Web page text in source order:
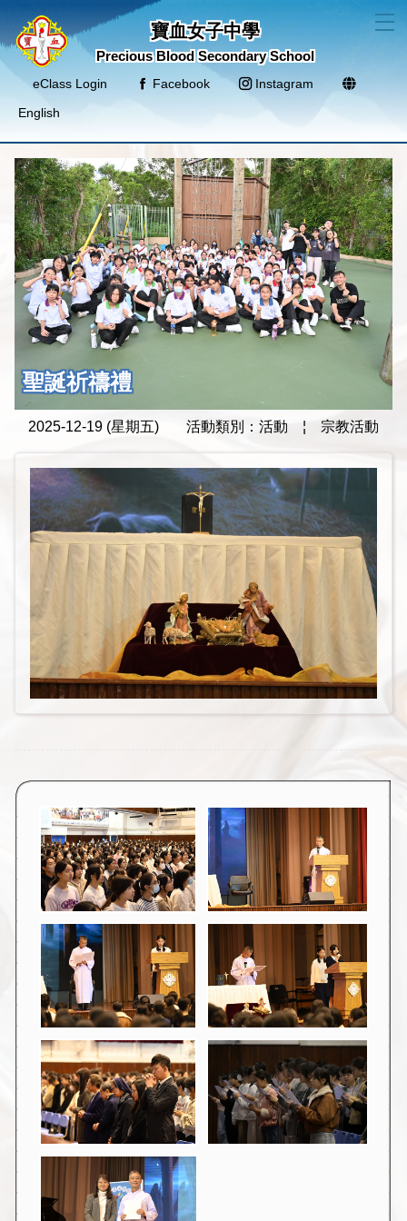
寶血女子中學
Precious Blood Secondary School
eClass Login Facebook
Instagram
English
聖誕祈禱禮
2025-12-19 (星期五) 活動類別：活動 ¦ 宗教活動